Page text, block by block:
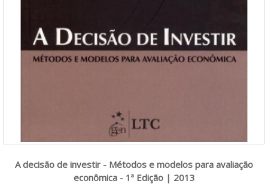
A decisão de investir - Métodos e modelos para avaliação
econômica - 1ª Edição | 2013